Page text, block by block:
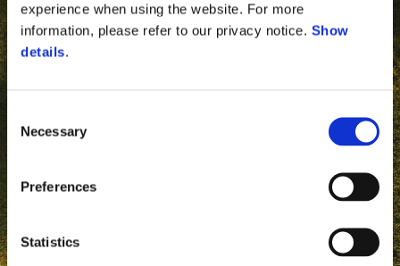
experience when using the website. For more
information, please refer to our privacy notice. Show
details.
Selection
Necessary
Preferences
Statistics